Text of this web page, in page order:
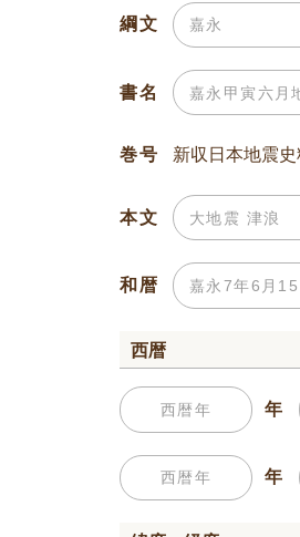
綱文
書名
巻号
本文
和暦
西暦
年
年